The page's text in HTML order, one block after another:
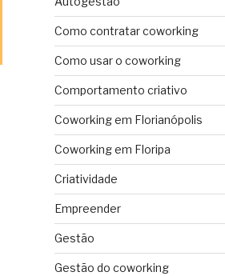
Como contratar coworking
Como usar o coworking
Comportamento criativo
Coworking em Florianópolis
Coworking em Floripa
Criatividade
Empreender
Gestão
Gestão do coworking